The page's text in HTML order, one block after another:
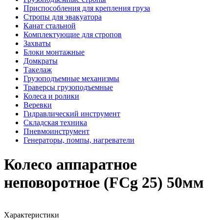
Приспособления для крепления груза
Стропы для эвакуатора
Канат стальной
Комплектующие для стропов
Захваты
Блоки монтажные
Домкраты
Такелаж
Грузоподъемные механизмы
Траверсы грузоподъемные
Колеса и ролики
Веревки
Гидравлический инструмент
Складская техника
Пневмоинструмент
Генераторы, помпы, нагреватели
Колесо аппаратное
неповоротное (FCg 25) 50мм
Характеристики